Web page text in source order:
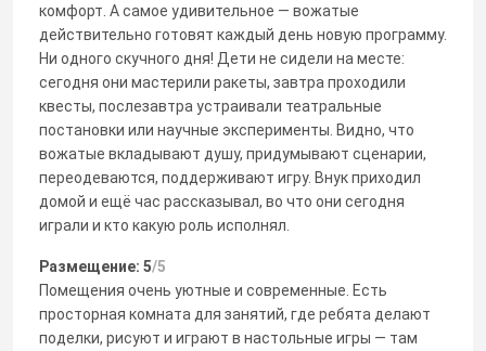
комфорт. А самое удивительное — вожатые
действительно готовят каждый день новую программу.
Ни одного скучного дня! Дети не сидели на месте:
сегодня они мастерили ракеты, завтра проходили
квесты, послезавтра устраивали театральные
постановки или научные эксперименты. Видно, что
вожатые вкладывают душу, придумывают сценарии,
переодеваются, поддерживают игру. Внук приходил
домой и ещё час рассказывал, во что они сегодня
играли и кто какую роль исполнял.
Размещение: 5/5
Помещения очень уютные и современные. Есть
просторная комната для занятий, где ребята делают
поделки, рисуют и играют в настольные игры — там